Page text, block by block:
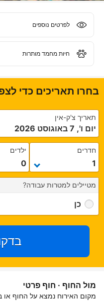
לפרטים נוספים
חיות מחמד מותרות
בחרו תאריכים כדי
תאריך צ'ק-אין
יום ו', 7 באוגוסט 2026
ילדים חדרים
מטיילים למטרות עבודה?
כן
מול החוף · חוף פרטי